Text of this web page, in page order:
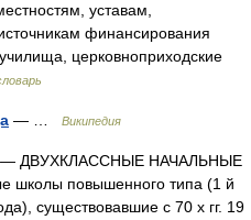
уставам,
финансирования
церковноприходские
— … Википедия
— ДВУХКЛАССНЫЕ НАЧАЛЬНЫЕ
школы повышенного типа (1 й
существовавшие с 70 х гг. 19